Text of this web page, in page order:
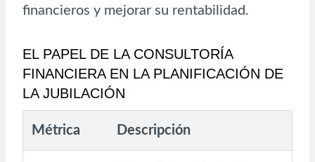
financieros y mejorar su rentabilidad.
EL PAPEL DE LA CONSULTORÍA
FINANCIERA EN LA PLANIFICACIÓN DE
LA JUBILACIÓN
Métrica Descripción